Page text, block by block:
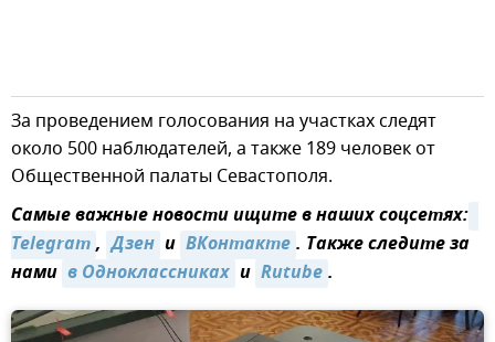
За проведением голосования на участках следят
около 500 наблюдателей, а также 189 человек от
Общественной палаты Севастополя.
Самые важные новости ищите в наших соцсетях:
Telegram, Дзен и ВКонтакте. Также следите за
нами в Одноклассниках и Rutube.